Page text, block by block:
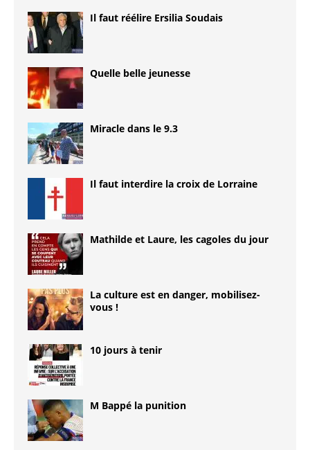
Il faut réélire Ersilia Soudais
Quelle belle jeunesse
Miracle dans le 9.3
Il faut interdire la croix de Lorraine
Mathilde et Laure, les cagoles du jour
La culture est en danger, mobilisez-
vous !
10 jours à tenir
M Bappé la punition